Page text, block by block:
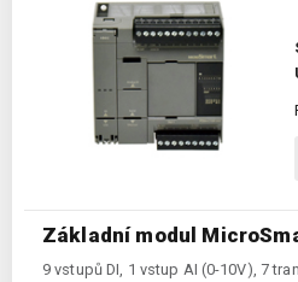
Základní modul
9 vstupů DI, 1 vstup AI (0-10V), 7